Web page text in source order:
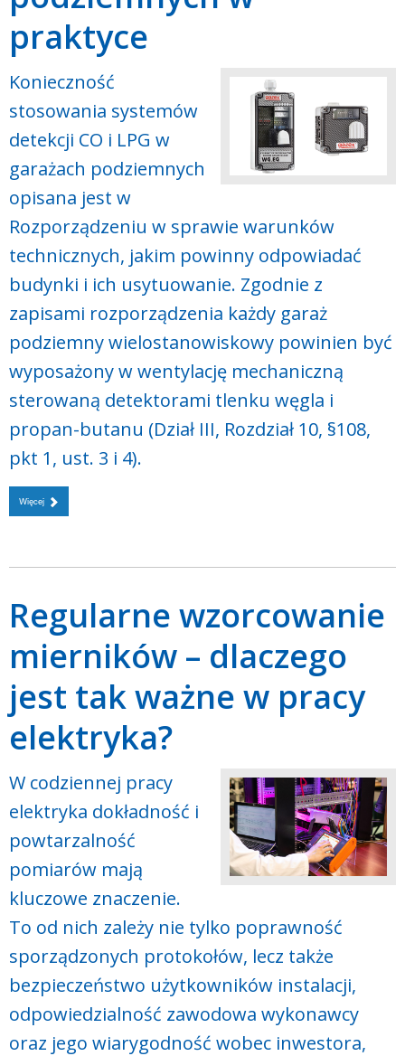
praktyce
Konieczność
stosowania systemów
detekcji CO i LPG w
garażach podziemnych
opisana jest w
Rozporządzeniu w sprawie warunków
technicznych, jakim powinny odpowiadać
budynki i ich usytuowanie. Zgodnie z
zapisami rozporządzenia każdy garaż
podziemny wielostanowiskowy powinien być
wyposażony w wentylację mechaniczną
sterowaną detektorami tlenku węgla i
propan-butanu (Dział III, Rozdział 10, §108,
pkt 1, ust. 3 i 4).
Więcej
Regularne wzorcowanie
mierników – dlaczego
jest tak ważne w pracy
elektryka?
W codziennej pracy
elektryka dokładność i
powtarzalność
pomiarów mają
kluczowe znaczenie.
To od nich zależy nie tylko poprawność
sporządzonych protokołów, lecz także
bezpieczeństwo użytkowników instalacji,
odpowiedzialność zawodowa wykonawcy
oraz jego wiarygodność wobec inwestora,